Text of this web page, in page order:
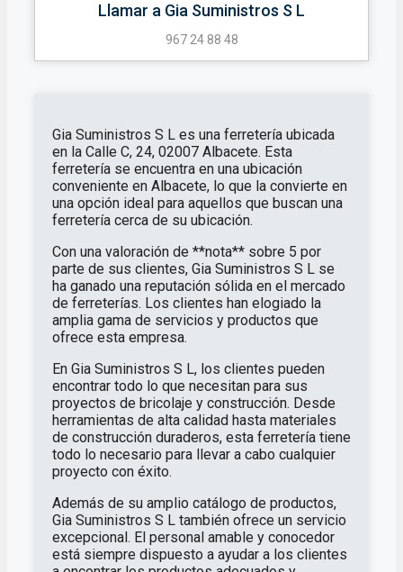
Llamar a Gia Suministros S L
967 24 88 48
Gia Suministros S L es una ferretería ubicada
en la Calle C, 24, 02007 Albacete. Esta
ferretería se encuentra en una ubicación
conveniente en Albacete, lo que la convierte en
una opción ideal para aquellos que buscan una
ferretería cerca de su ubicación.
Con una valoración de **nota** sobre 5 por
parte de sus clientes, Gia Suministros S L se
ha ganado una reputación sólida en el mercado
de ferreterías. Los clientes han elogiado la
amplia gama de servicios y productos que
ofrece esta empresa.
En Gia Suministros S L, los clientes pueden
encontrar todo lo que necesitan para sus
proyectos de bricolaje y construcción. Desde
herramientas de alta calidad hasta materiales
de construcción duraderos, esta ferretería tiene
todo lo necesario para llevar a cabo cualquier
proyecto con éxito.
Además de su amplio catálogo de productos,
Gia Suministros S L también ofrece un servicio
excepcional. El personal amable y conocedor
está siempre dispuesto a ayudar a los clientes